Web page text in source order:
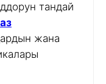
тандай
жана